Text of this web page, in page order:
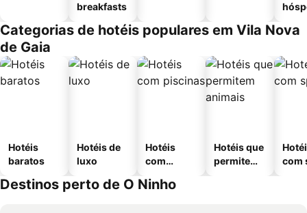
breakfasts
Categorias de hotéis populares em Vila Nova
de Gaia
Hotéis
baratos
Hotéis de
luxo
Hotéis
com
Hotéis que
permitem
com
Destinos perto de O Ninho